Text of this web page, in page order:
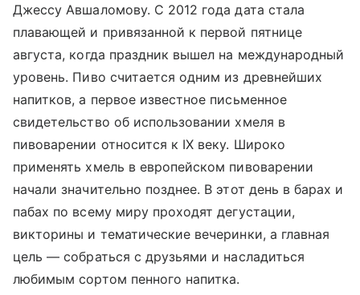
Джессу Авшаломову. С 2012 года дата стала
плавающей и привязанной к первой пятнице
августа, когда праздник вышел на международный
уровень. Пиво считается одним из древнейших
напитков, а первое известное письменное
свидетельство об использовании хмеля в
пивоварении относится к IX веку. Широко
применять хмель в европейском пивоварении
начали значительно позднее. В этот день в барах и
пабах по всему миру проходят дегустации,
викторины и тематические вечеринки, а главная
цель — собраться с друзьями и насладиться
любимым сортом пенного напитка.